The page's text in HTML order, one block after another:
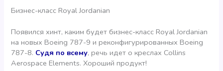
Бизнес-класс Royal Jordanian
Появился хинт, каким будет бизнес-класс Royal Jordanian
на новых Boeing 787-9 и реконфигурированных Boeing
787-8. Судя по всему, речь идет о креслах Collins
Aerospace Elements. Хороший продукт!